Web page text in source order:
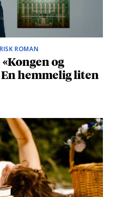
ROMAN
og
hemmelig liten